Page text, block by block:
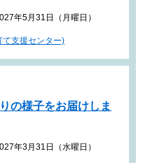
年5月31日（月曜日）
て支援センター)
様子をお届けしま
年3月31日（水曜日）